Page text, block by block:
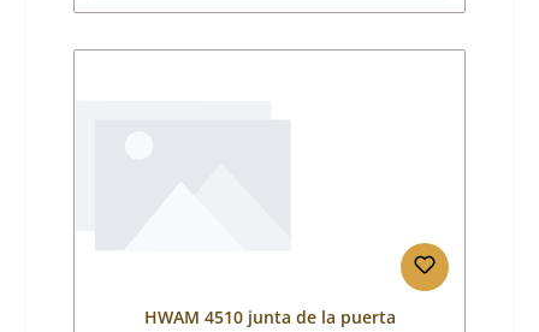
HWAM 4510 junta de la puerta